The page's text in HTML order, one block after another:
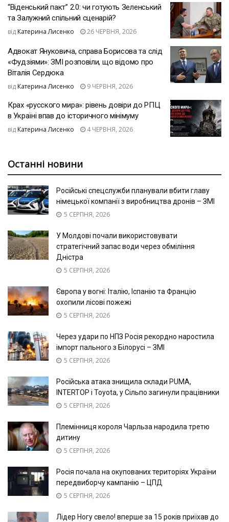
“Віденський пакт” 2.0: чи готують Зеленський
та Залужний спільний сценарій?
від Катерина Лисенко 26 ЧЕРВНЯ, 2026
Адвокат Януковича, справа Борисова та слід
«Фудзіями»: ЗМІ розповіли, що відомо про
Віталія Сердюка
від Катерина Лисенко 9 ЧЕРВНЯ, 2026
Крах «русского мира»: рівень довіри до РПЦ
в Україні впав до історичного мінімуму
від Катерина Лисенко 4 ЧЕРВНЯ, 2026
Останні новини
Російські спецслужби планували вбити главу
німецької компанії з виробництва дронів – ЗМІ
5 СЕРПНЯ, 2026
У Молдові почали використовувати
стратегічний запас води через обміління
Дністра
5 СЕРПНЯ, 2026
Європа у вогні: Італію, Іспанію та Францію
охопили лісові пожежі
5 СЕРПНЯ, 2026
Через удари по НПЗ Росія рекордно наростила
імпорт пального з Білорусі – ЗМІ
5 СЕРПНЯ, 2026
Російська атака знищила склади PUMA,
INTERTOP і Toyota, у Сільпо загинули працівники
5 СЕРПНЯ, 2026
Племінниця короля Чарльза народила третю
дитину
5 СЕРПНЯ, 2026
Росія почала на окупованих територіях України
передвиборчу кампанію – ЦПД
5 СЕРПНЯ, 2026
Лідер Ногу свело! вперше за 15 років приїхав до